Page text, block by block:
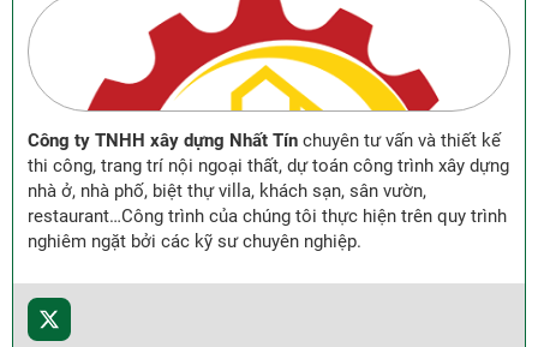
Công ty TNHH xây dựng Nhất Tín chuyên tư vấn và thiết kế
thi công, trang trí nội ngoại thất, dự toán công trình xây dựng
nhà ở, nhà phố, biệt thự villa, khách sạn, sân vườn,
restaurant…Công trình của chúng tôi thực hiện trên quy trình
nghiêm ngặt bởi các kỹ sư chuyên nghiệp.